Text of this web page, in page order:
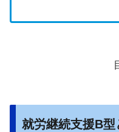
就労継続支援B